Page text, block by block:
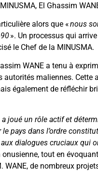
El Ghassim
alors que «nous
». Un processus qui
le Chef de la MINUSMA.
WANE a tenu à
autorités maliennes.
également de réfléchir
joué un rôle actif et
pays dans l’ordre
aux dialogues cruciaux
tout en
WANE, de nombreux